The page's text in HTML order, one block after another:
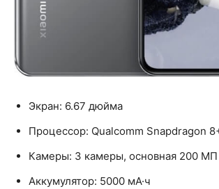
Экран: 6.67 дюйма
Процессор: Qualcomm Snapdragon
Камеры: 3 камеры, основная 200 МП
Аккумулятор: 5000 мА·ч